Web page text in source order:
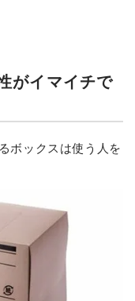
がイマイチで
ボックスは使う人を